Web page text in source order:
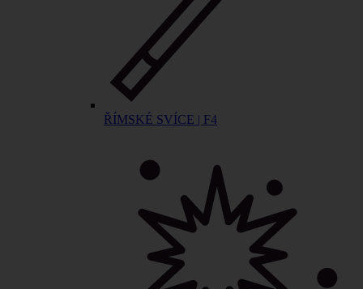
ŘÍMSKÉ SVÍCE | F4